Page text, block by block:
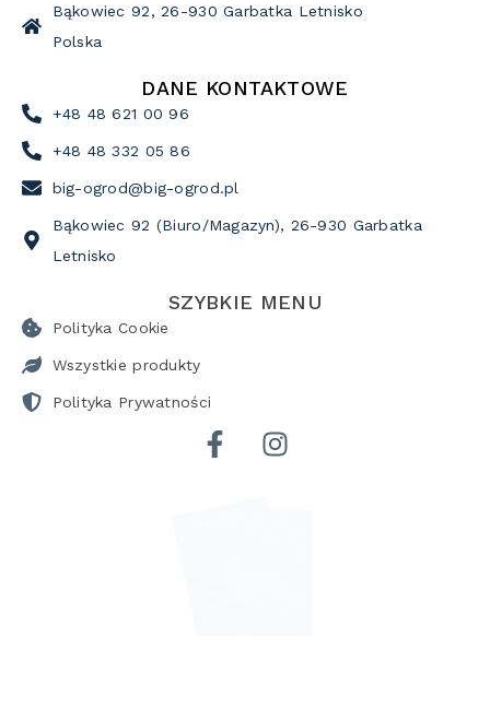
Bąkowiec 92, 26-930 Garbatka Letnisko
Polska
DANE KONTAKTOWE
+48 48 621 00 96
+48 48 332 05 86
big-ogrod@big-ogrod.pl
Bąkowiec 92 (Biuro/Magazyn), 26-930 Garbatka
Letnisko
SZYBKIE MENU
Polityka Cookie
Wszystkie produkty
Polityka Prywatności